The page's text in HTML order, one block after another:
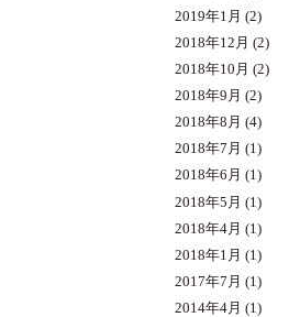
2019年1月 (2)
2018年12月 (2)
2018年10月 (2)
2018年9月 (2)
2018年8月 (4)
2018年7月 (1)
2018年6月 (1)
2018年5月 (1)
2018年4月 (1)
2018年1月 (1)
2017年7月 (1)
2014年4月 (1)